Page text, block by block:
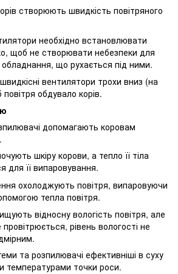
створюють швидкість повітряного
необхідно встановлювати
щоб не створювати небезпеки для
що рухається під ними.
вентилятори трохи вниз (на
обдувало корів.
допомагають коровам
шкіру корови, а тепло її тіла
для її випаровування.
охолоджують повітря, випаровуючи
тепла повітря.
відносну вологість повітря, але
рівень вологості не
та розпилювачі ефективніші в суху
температурами точки роси.